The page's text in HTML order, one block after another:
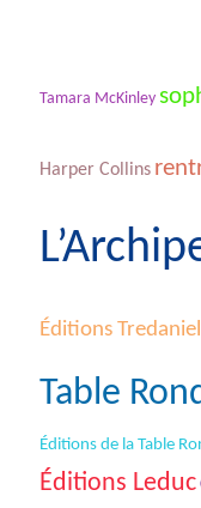
Tamara McKinley
Harper Collins
Éditions Tredaniel
Table
Éditions de la Table
Éditions Leduc